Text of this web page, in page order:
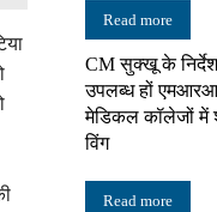
Read more
CM सुक्खू के
उपलब्ध हों
मेडिकल कॉलेजों में
विंग
Read more